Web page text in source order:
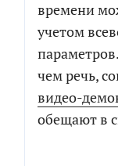
времени
учетом
чем речь,
видео-
обещают в